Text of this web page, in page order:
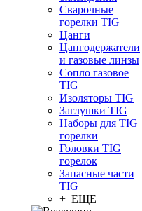
Сварочные
горелки TIG
Цанги
Цангодержатели
и газовые линзы
Сопло газовое
TIG
Изоляторы TIG
Заглушки TIG
Наборы для TIG
горелки
Головки TIG
горелок
Запасные части
TIG
+ ЕЩЕ